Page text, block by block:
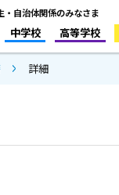
・自治体関係のみなさま
中学校 高等学校
詳細